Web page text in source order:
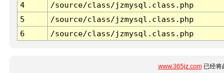
4
/source/class/jzmysql.class.php
5
/source/class/jzmysql.class.php
6
/source/class/jzmysql.class.php
www.365jz.com已经将